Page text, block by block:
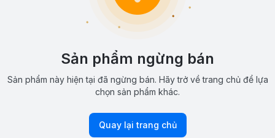
Sản phẩm ngừng bán
Sản phẩm này hiện tại đã ngừng bán. Hãy trở về trang chủ để lựa
chọn sản phẩm khác.
Quay lại trang chủ